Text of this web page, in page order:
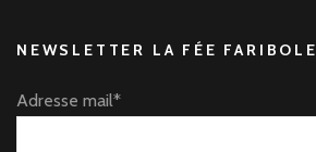
NEWSLETTER LA FÉE FARIBOLE
Adresse mail*